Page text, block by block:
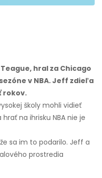
hral za Chicago
v NBA. Jeff zdieľa
rokov.
školy mohli vidieť
na ihrisku NBA nie je
sa im to podarilo. Jeff a
prostredia